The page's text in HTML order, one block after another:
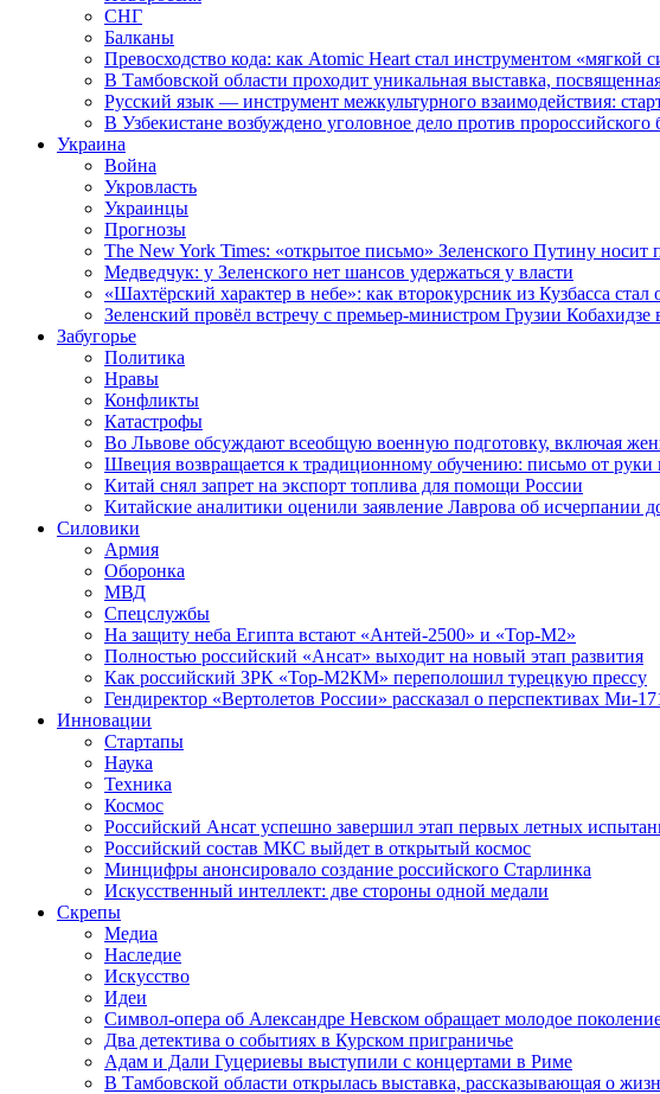
СНГ
Балканы
Превосходство кода: как Atomic Heart стал инструментом «мягкой
В Тамбовской области проходит уникальная выставка,
Русский язык — инструмент межкультурного взаимодействия:
В Узбекистане возбуждено уголовное дело против
Украина
Война
Укровласть
Украинцы
Прогнозы
The New York Times: «открытое письмо» Зеленского Путину носит
Медведчук: у Зеленского нет шансов удержаться у власти
«Шахтёрский характер в небе»: как второкурсник из Кузбасса
Зеленский провёл встречу с премьер-министром Грузии Кобахидзе
Забугорье
Политика
Нравы
Конфликты
Катастрофы
Во Львове обсуждают всеобщую военную подготовку, включая
Швеция возвращается к традиционному обучению: письмо от
Китай снял запрет на экспорт топлива для помощи России
Китайские аналитики оценили заявление Лаврова об исчерпании
Силовики
Армия
Оборонка
МВД
Спецслужбы
На защиту неба Египта встают «Антей-2500» и «Тор-М2»
Полностью российский «Ансат» выходит на новый этап развития
Как российский ЗРК «Тор-М2КМ» переполошил турецкую прессу
Гендиректор «Вертолетов России» рассказал о перспективах Ми-
Инновации
Стартапы
Наука
Техника
Космос
Российский Ансат успешно завершил этап первых летных
Российский состав МКС выйдет в открытый космос
Минцифры анонсировало создание российского Старлинка
Искусственный интеллект: две стороны одной медали
Скрепы
Медиа
Наследие
Искусство
Идеи
Символ-опера об Александре Невском обращает молодое
Два детектива о событиях в Курском приграничье
Адам и Дали Гуцериевы выступили с концертами в Риме
В Тамбовской области открылась выставка, рассказывающая о